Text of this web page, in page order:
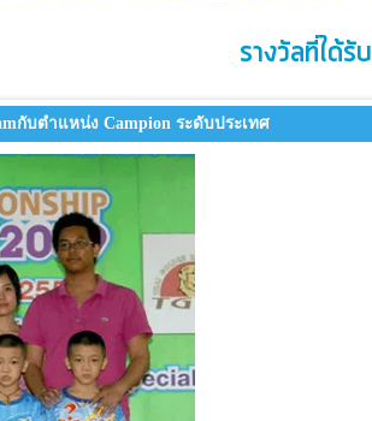
รางวัลที่ได้รับ
กับตำแหน่ง Campion ระดับประเทศ